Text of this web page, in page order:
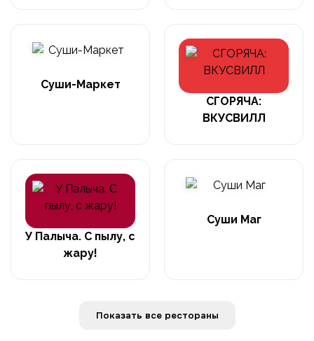
Суши-Маркет
СГОРЯЧА:
ВКУСВИЛЛ
У Палыча. С пылу, с
жару!
Суши Маг
Показать все рестораны